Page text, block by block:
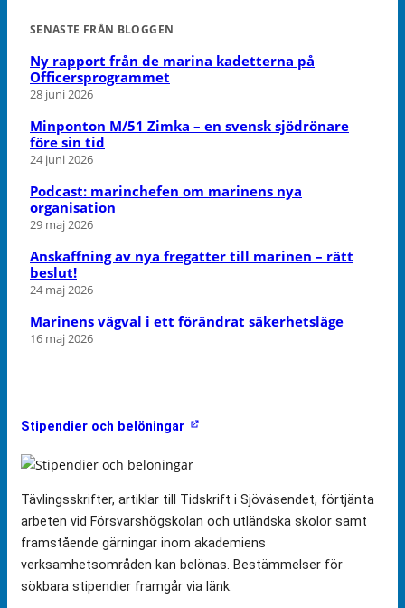
SENASTE FRÅN BLOGGEN
Ny rapport från de marina kadetterna på
Officersprogrammet
28 juni 2026
Minponton M/51 Zimka – en svensk sjödrönare
före sin tid
24 juni 2026
Podcast: marinchefen om marinens nya
organisation
29 maj 2026
Anskaffning av nya fregatter till marinen – rätt
beslut!
24 maj 2026
Marinens vägval i ett förändrat säkerhetsläge
16 maj 2026
Stipendier och belöningar
Tävlingsskrifter, artiklar till Tidskrift i Sjöväsendet, förtjänta
arbeten vid Försvarshögskolan och utländska skolor samt
framstående gärningar inom akademiens
verksamhetsområden kan belönas. Bestämmelser för
sökbara stipendier framgår via länk.